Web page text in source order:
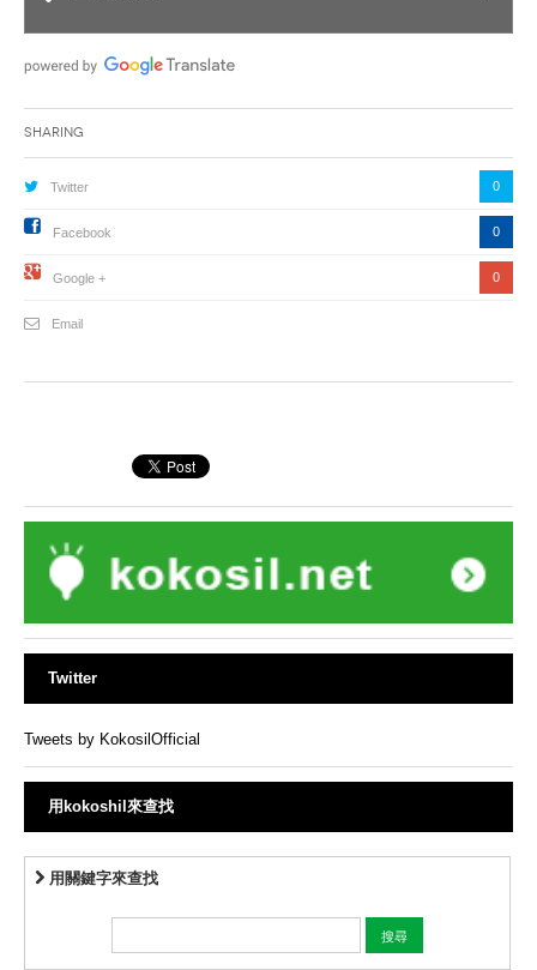
Sharing
Twitter 0
Facebook 0
Google + 0
Email
Twitter
Tweets by KokosilOfficial
用kokoshil來查找
用關鍵字來查找